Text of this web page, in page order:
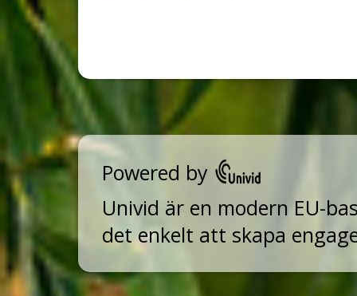
Powered by
Univid är en modern EU-
det enkelt att skapa